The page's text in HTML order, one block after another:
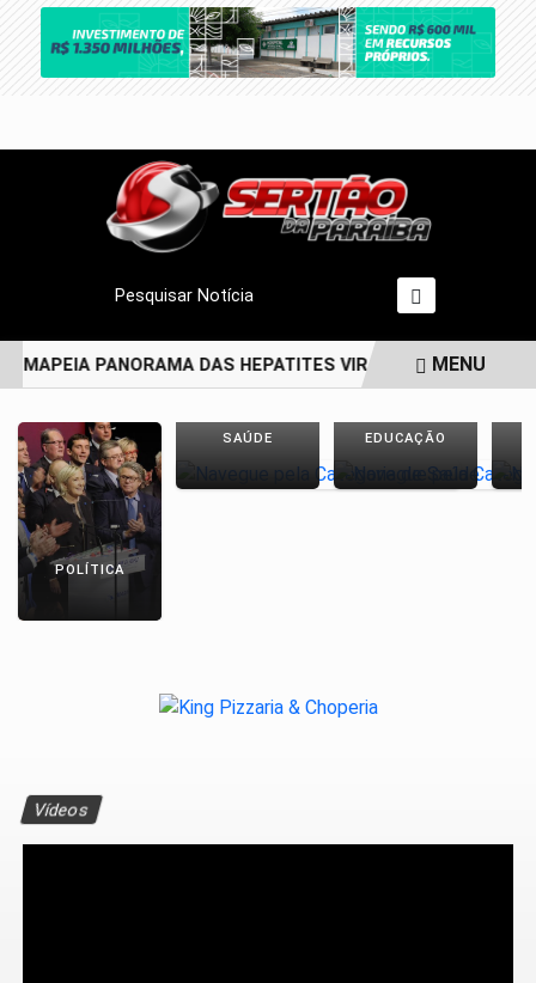
Pesquisar Notícia
MAPEIA PANORAMA DAS HEPATITES VIRAIS NO BRASIL NOS
MENU
POLÍTICA
SAÚDE EDUCAÇÃO
Vídeos